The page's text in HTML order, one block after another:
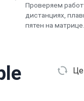
Проверяем
дистанциях,
пятен на матрице.